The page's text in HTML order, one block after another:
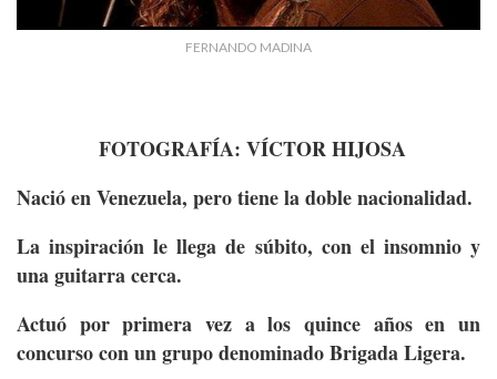
FERNANDO MADINA
FOTOGRAFÍA: VÍCTOR HIJOSA
Nació en Venezuela, pero tiene la doble nacionalidad.
La inspiración le llega de súbito, con el insomnio y
una guitarra cerca.
Actuó por primera vez a los quince años en un
concurso con un grupo denominado Brigada Ligera.